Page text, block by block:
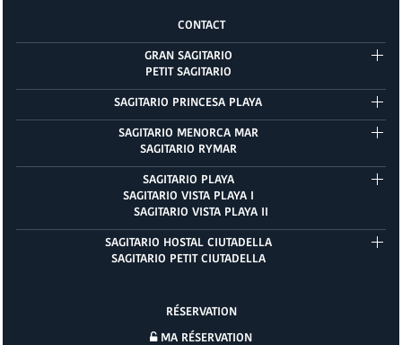
CONTACT
GRAN SAGITARIO
PETIT SAGITARIO
SAGITARIO PRINCESA PLAYA
SAGITARIO MENORCA MAR
SAGITARIO RYMAR
SAGITARIO PLAYA
SAGITARIO VISTA PLAYA I
SAGITARIO VISTA PLAYA II
SAGITARIO HOSTAL CIUTADELLA
SAGITARIO PETIT CIUTADELLA
RÉSERVATION
MA RÉSERVATION